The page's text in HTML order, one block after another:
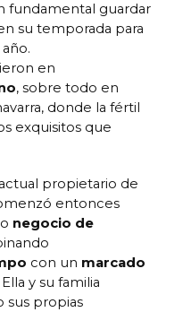
fundamental guardar
su temporada para
en
, sobre todo en
donde la fértil
exquisitos que
propietario de
entonces
negocio de
con un marcado
Ella y su familia
sus propias